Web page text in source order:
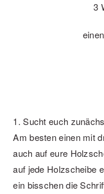
3
1. Sucht euch
Am besten einen mit
auch auf eure
auf jede Holzscheibe
ein bisschen die